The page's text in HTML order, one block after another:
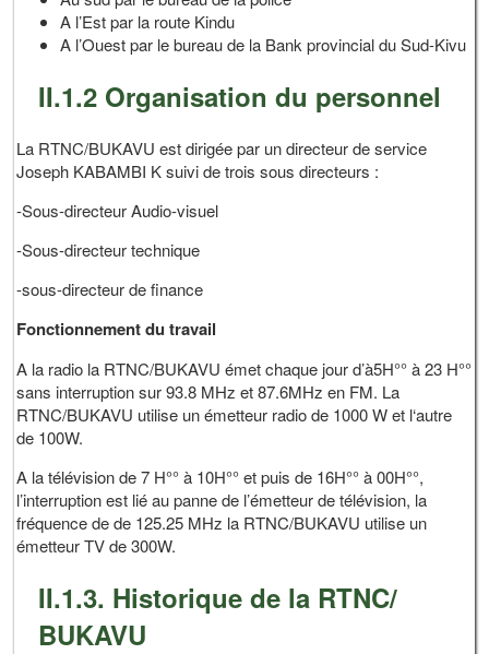
A l’Est par la route Kindu
A l’Ouest par le bureau de la Bank provincial du Sud-Kivu
II.1.2 Organisation du personnel
La RTNC/BUKAVU est dirigée par un directeur de service
Joseph KABAMBI K suivi de trois sous directeurs :
-Sous-directeur Audio-visuel
-Sous-directeur technique
-sous-directeur de finance
Fonctionnement du travail
A la radio la RTNC/BUKAVU émet chaque jour d’à5H°° à 23 H°°
sans interruption sur 93.8 MHz et 87.6MHz en FM. La
RTNC/BUKAVU utilise un émetteur radio de 1000 W et l‘autre
de 100W.
A la télévision de 7 H°° à 10H°° et puis de 16H°° à 00H°°,
l’interruption est lié au panne de l’émetteur de télévision, la
fréquence de de 125.25 MHz la RTNC/BUKAVU utilise un
émetteur TV de 300W.
II.1.3. Historique de la RTNC/
BUKAVU